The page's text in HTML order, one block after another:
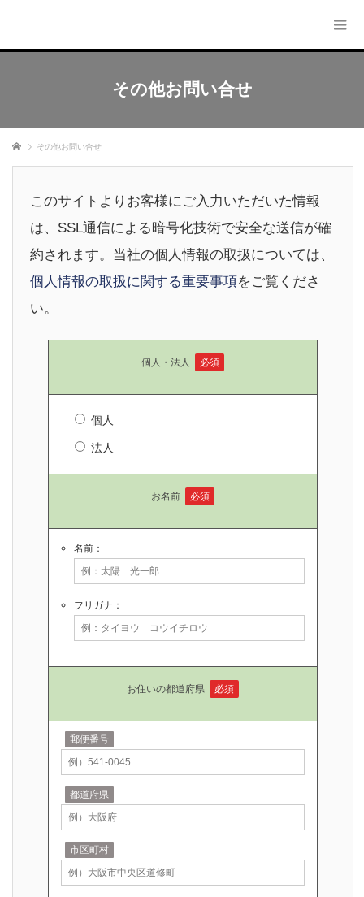
その他お問い合せ
ホーム その他お問い合せ
このサイトよりお客様にご入力いただいた情報
は、SSL通信による暗号化技術で安全な送信が確
約されます。当社の個人情報の取扱については、
個人情報の取扱に関する重要事項をご覧くださ
い。
個人・法人 必須
個人
法人
お名前 必須
名前：
フリガナ：
お住いの都道府県 必須
郵便番号
都道府県
市区町村